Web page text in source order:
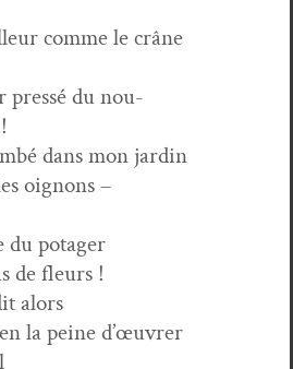
comme le crâne
pressé du nou­
dans mon jardin
oignons –
du potager
de fleurs !
alors
la peine d’œuvrer